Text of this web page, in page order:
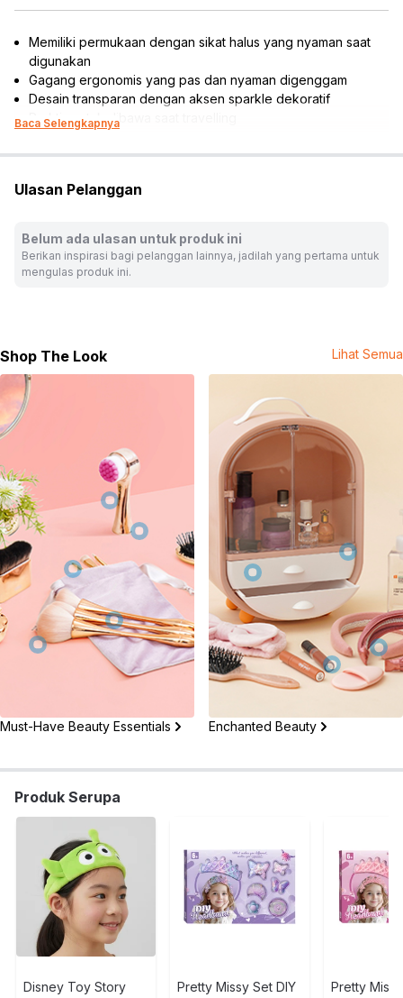
Memiliki permukaan dengan sikat halus yang nyaman saat
digunakan
Gagang ergonomis yang pas dan nyaman digenggam
Desain transparan dengan aksen sparkle dekoratif
Praktis untuk dibawa saat travelling
Rekomendasi gender pengguna : girls
Isi set: 1 pc sisir
Dimensi produk: 8.8 cm x 3.7 cm x 20 cm
Warna:Ungu
Dimensi Kemasan:
Baca Selengkapnya
Ulasan Pelanggan
Belum ada ulasan untuk produk ini
Berikan inspirasi bagi pelanggan lainnya, jadilah yang pertama untuk
mengulas produk ini.
Shop The Look Lihat Semua
Must-Have Beauty Essentials Enchanted Beauty
Produk Serupa
Disney Toy Story
Pretty Missy Set DIY
Pretty